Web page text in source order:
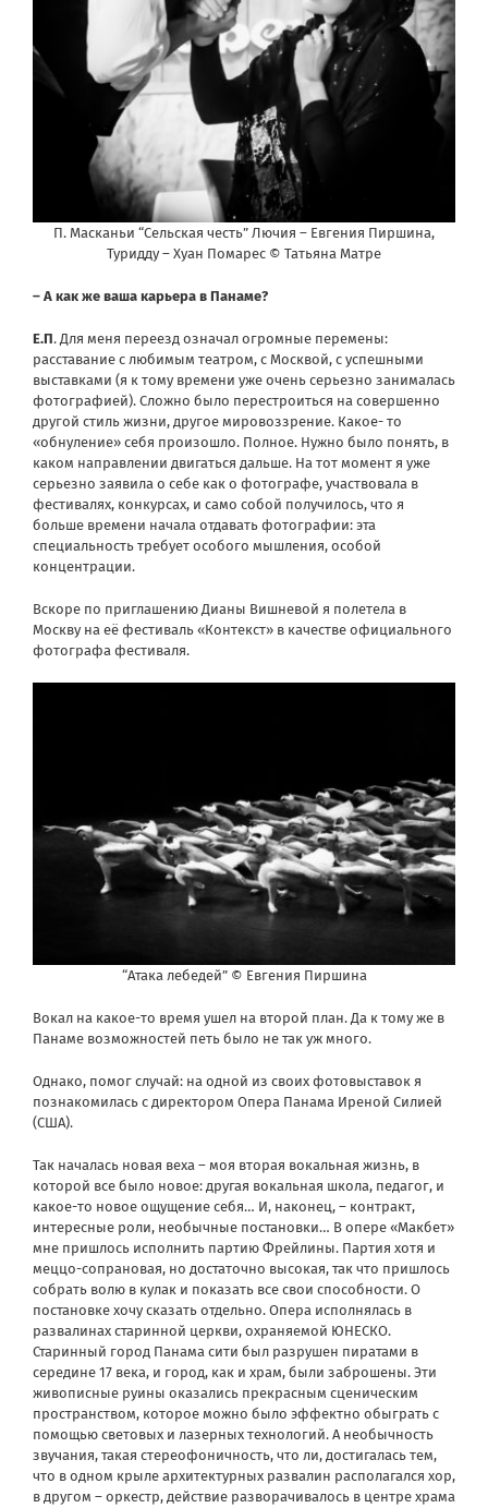
П. Масканьи “Сельская честь” Лючия – Евгения Пиршина,
Туридду – Хуан Помарес © Татьяна Матре
– А как же ваша карьера в Панаме?
Е.П. Для меня переезд означал огромные перемены:
расставание с любимым театром, с Москвой, с успешными
выставками (я к тому времени уже очень серьезно занималась
фотографией). Сложно было перестроиться на совершенно
другой стиль жизни, другое мировоззрение. Какое- то
«обнуление» себя произошло. Полное. Нужно было понять, в
каком направлении двигаться дальше. На тот момент я уже
серьезно заявила о себе как о фотографе, участвовала в
фестивалях, конкурсах, и само собой получилось, что я
больше времени начала отдавать фотографии: эта
специальность требует особого мышления, особой
концентрации.
Вскоре по приглашению Дианы Вишневой я полетела в
Москву на её фестиваль «Контекст» в качестве официального
фотографа фестиваля.
“Атака лебедей” © Евгения Пиршина
Вокал на какое-то время ушел на второй план. Да к тому же в
Панаме возможностей петь было не так уж много.
Однако, помог случай: на одной из своих фотовыставок я
познакомилась с директором Опера Панама Иреной Силией
(США).
Так началась новая веха – моя вторая вокальная жизнь, в
которой все было новое: другая вокальная школа, педагог, и
какое-то новое ощущение себя… И, наконец, – контракт,
интересные роли, необычные постановки… В опере «Макбет»
мне пришлось исполнить партию Фрейлины. Партия хотя и
меццо-сопрановая, но достаточно высокая, так что пришлось
собрать волю в кулак и показать все свои способности. О
постановке хочу сказать отдельно. Опера исполнялась в
развалинах старинной церкви, охраняемой ЮНЕСКО.
Старинный город Панама сити был разрушен пиратами в
середине 17 века, и город, как и храм, были заброшены. Эти
живописные руины оказались прекрасным сценическим
пространством, которое можно было эффектно обыграть с
помощью световых и лазерных технологий. А необычность
звучания, такая стереофоничность, что ли, достигалась тем,
что в одном крыле архитектурных развалин располагался хор,
в другом – оркестр, действие разворачивалось в центре храма